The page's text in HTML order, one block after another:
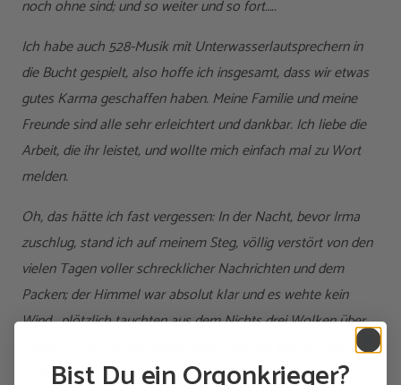
noch ohne sind; und so weiter und so fort…..
Ich habe auch 528-Musik mit Unterwasserlautsprechern in
die Bucht gespielt, also hoffe ich insgesamt, dass wir etwas
gutes Karma geschaffen haben. Meine Familie und meine
Freunde sind alle sehr erleichtert und dankbar. Ich liebe die
Arbeit, die ihr leistet, und wollte mich einfach mal zu Wort
melden.
Oh, das hätte ich fast vergessen: In der Nacht, bevor Irma
zuschlug, stand ich auf meinem Steg, völlig verstört von den
vielen Tagen voller schrecklicher Nachrichten und dem
Packen; der Himmel war absolut klar und es wehte kein
Wind… plötzlich tauchten aus dem Nichts drei Wolken über
meinem Kopf auf und zogen dann ziemlich schnell über uns
hinweg.